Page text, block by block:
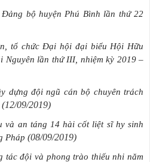
bộ huyện Phú Bình lần thứ 22
tổ chức Đại hội đại biểu Hội Hữu
Nguyên lần thứ III, nhiệm kỳ 2019 –
dựng đội ngũ cán bộ chuyên trách
(12/09/2019)
và an táng 14 hài cốt liệt sĩ hy sinh
Pháp (08/09/2019)
tác đội và phong trào thiếu nhi năm